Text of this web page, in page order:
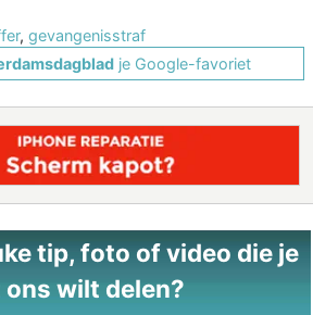
, gevangenisstraf
je Google-favoriet
tip, foto of video die je
ons wilt delen?